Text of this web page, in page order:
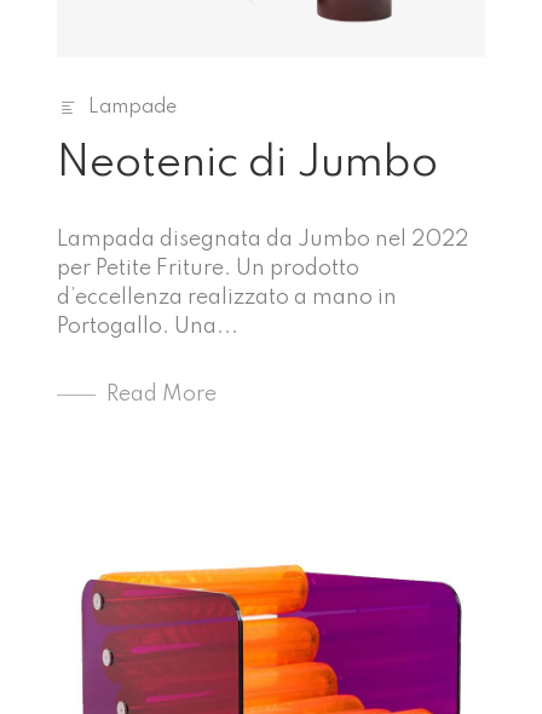
Lampade
Neotenic di Jumbo
Lampada disegnata da Jumbo nel 2022
per Petite Friture. Un prodotto
d’eccellenza realizzato a mano in
Portogallo. Una...
Read More